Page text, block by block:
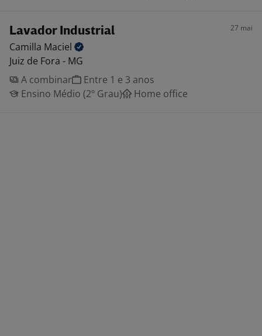
Lavador Industrial 27 mai
Camilla Maciel
Juiz de Fora - MG
A combinar
Entre 1 e 3 anos
Ensino Médio (2º Grau)
Home office